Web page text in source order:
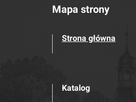
Mapa strony
Strona główna
Katalog